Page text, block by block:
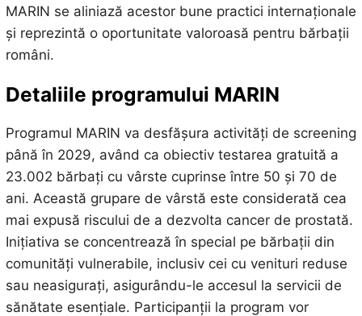
MARIN se aliniază acestor bune practici internaționale
și reprezintă o oportunitate valoroasă pentru bărbații
români.
Detaliile programului MARIN
Programul MARIN va desfășura activități de screening
până în 2029, având ca obiectiv testarea gratuită a
23.002 bărbați cu vârste cuprinse între 50 și 70 de
ani. Această grupare de vârstă este considerată cea
mai expusă riscului de a dezvolta cancer de prostată.
Inițiativa se concentrează în special pe bărbații din
comunități vulnerabile, inclusiv cei cu venituri reduse
sau neasigurați, asigurându-le accesul la servicii de
sănătate esențiale. Participanții la program vor